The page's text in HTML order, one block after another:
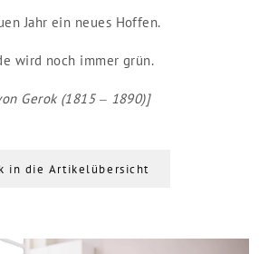
Jahr ein neues Hoffen.
wird noch immer grün.
Gerok (1815 – 1890)]
in die Artikelübersicht